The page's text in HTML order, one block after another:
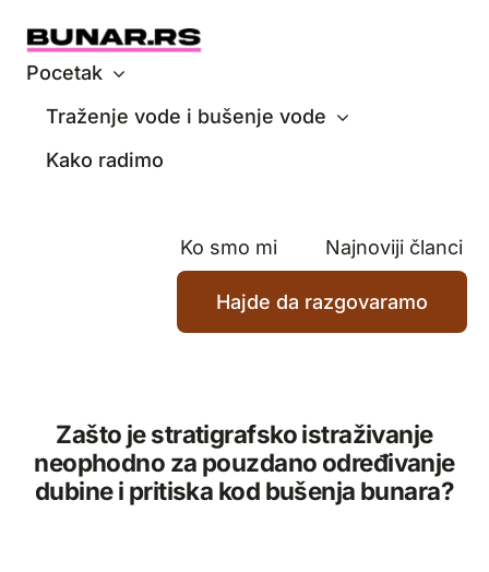
content
Pocetak
Traženje vode i bušenje vode
Kako radimo
Ko smo mi Najnoviji članci
Hajde da razgovaramo
Zašto je stratigrafsko istraživanje
neophodno za pouzdano određivanje
dubine i pritiska kod bušenja bunara?